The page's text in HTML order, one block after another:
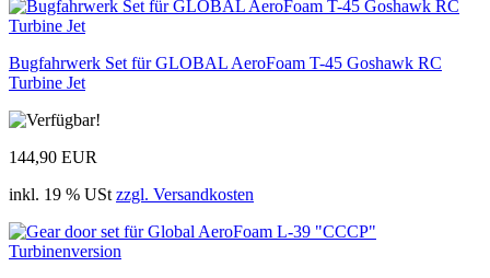
Bugfahrwerk Set für GLOBAL AeroFoam T-45 Goshawk RC
Turbine Jet
144,90 EUR
inkl. 19 % USt zzgl. Versandkosten